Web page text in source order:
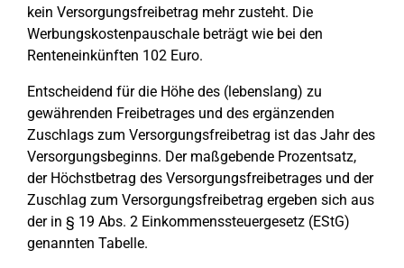
kein Versorgungsfreibetrag mehr zusteht. Die
Werbungskostenpauschale beträgt wie bei den
Renteneinkünften 102 Euro.
Entscheidend für die Höhe des (lebenslang) zu
gewährenden Freibetrages und des ergänzenden
Zuschlags zum Versorgungsfreibetrag ist das Jahr des
Versorgungsbeginns. Der maßgebende Prozentsatz,
der Höchstbetrag des Versorgungsfreibetrages und der
Zuschlag zum Versorgungsfreibetrag ergeben sich aus
der in § 19 Abs. 2 Einkommenssteuergesetz (EStG)
genannten Tabelle.